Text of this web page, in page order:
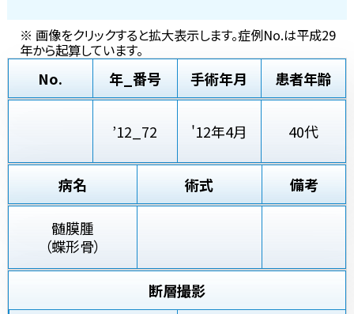
※ 画像をクリックすると拡大表示します。症例No.は平成29
年から起算しています。
No. 年_番号 手術年月 患者年齢
’12_72 '12年4月 40代
病名 術式 備考
髄膜腫
（蝶形骨）
断層撮影